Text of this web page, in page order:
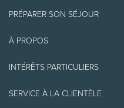
PRÉPARER SON SÉJOUR
Découvrir Tremblant
Quoi faire
À PROPOS
Écoresponsabilité
INTÉRÊTS PARTICULIERS
Emplois et carrières
SERVICE À LA CLIENTÈLE